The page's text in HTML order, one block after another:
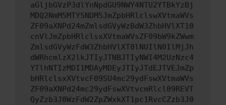
aGljbGVzP3dlYnNpdGU9NWY4NTU2YTBkYzBj
MDQ2NmM5MTY5NDM5JmZpbHRlclswXVtmaWVs
ZF09aXNPd24mZmlsdGVyWzBdW3ZhbHVlXT10
cnVlJmZpbHRlclsxXVtmaWVsZF09bW9kZWwm
ZmlsdGVyWzFdW3ZhbHVlXT0lNUIlN0IlMjJh
dWRhcmlzX2lkJTIyJTNBJTIyNWI4M2UzNzc4
YTlhNTIzMDI1MDAyMDEyJTIyJTdEJTVEJmZp
bHRlclsxXVtvcF09SU4mc29ydFswXVtmaWVs
ZF09aXNPd24mc29ydFswXVtvcmRlcl09REVT
QyZzb3J0WzFdW2ZpZWxkXT1pc1RvcCZzb3J0